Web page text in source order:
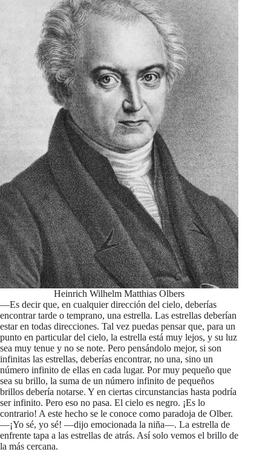
Heinrich Wilhelm Matthias Olbers
—Es decir que, en cualquier dirección del cielo, deberías
encontrar tarde o temprano, una estrella. Las estrellas deberían
estar en todas direcciones. Tal vez puedas pensar que, para un
punto en particular del cielo, la estrella está muy lejos, y su luz
sea muy tenue y no se note. Pero pensándolo mejor, si son
infinitas las estrellas, deberías encontrar, no una, sino un
número infinito de ellas en cada lugar. Por muy pequeño que
sea su brillo, la suma de un número infinito de pequeños
brillos debería notarse. Y en ciertas circunstancias hasta podría
ser infinito. Pero eso no pasa. El cielo es negro. ¡Es lo
contrario! A este hecho se le conoce como paradoja de Olber.
—¡Yo sé, yo sé! —dijo emocionada la niña—. La estrella de
enfrente tapa a las estrellas de atrás. Así solo vemos el brillo de
la más cercana.